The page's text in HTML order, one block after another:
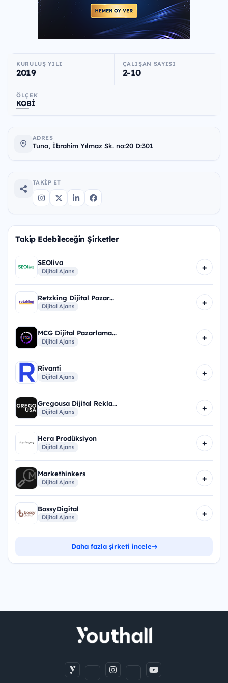
KURULUŞ YILI
2019
ÇALIŞAN SAYISI
2-10
ÖLÇEK
KOBİ
ADRES
Tuna, İbrahim Yılmaz Sk. no:20 D:301
TAKIP ET
Takip Edebileceğin Şirketler
SEOliva
Dijital Ajans +
Retzking Dijital Pazar...
Dijital Ajans +
MCG Dijital Pazarlama...
Dijital Ajans +
Rivanti
Dijital Ajans +
Gregousa Dijital Rekla...
Dijital Ajans +
Hera Prodüksiyon
Dijital Ajans +
Markethinkers
Dijital Ajans +
BossyDigital
Dijital Ajans +
Daha fazla şirketi incele